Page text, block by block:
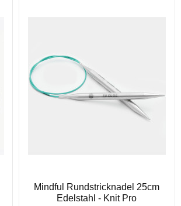
Mindful Rundstricknadel 25cm
Edelstahl - Knit Pro